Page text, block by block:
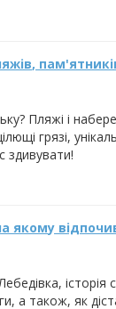
Пляжі і
грязі,
здивувати!
якому
а також, як